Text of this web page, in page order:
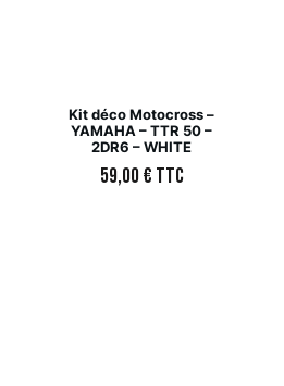
Kit déco Motocross –
YAMAHA – TTR 50 –
2DR6 – WHITE
59,00€ TTC